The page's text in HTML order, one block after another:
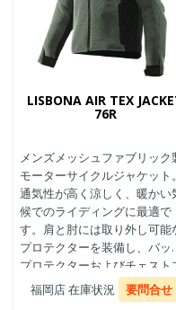
LISBONA AIR TEX
76R
メンズメッシュファブリック
モーターサイクルジャケット。
通気性が高く涼しく、暖かい
候でのライディングに最適で
す。肩と肘には取り外し可能
プロテクターを装備し、バッ
プロテクターおよびチェスト
ロテクターにも対応していま
す。
福岡店 在庫状況 要問合せ